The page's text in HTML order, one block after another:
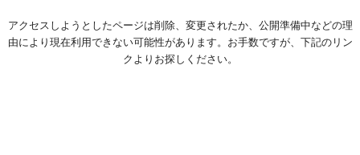
アクセスしようとしたページは削除、変更されたか、公開準備中などの理
由により現在利用できない可能性があります。お手数ですが、下記のリン
クよりお探しください。